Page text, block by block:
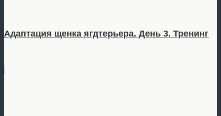
Адаптация щенка ягдтерьера. День 3. Тренинг